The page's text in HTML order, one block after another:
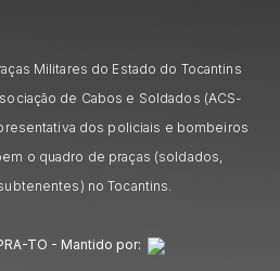
Militares do Estado do Tocantins
de Cabos e Soldados (ACS-
dos policiais e bombeiros
o quadro de praças (soldados,
no Tocantins.
TO - Mantido por: